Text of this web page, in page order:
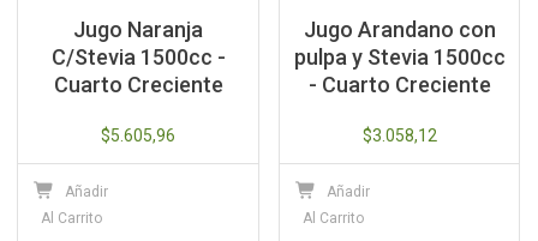
Jugo Naranja
C/Stevia 1500cc -
Cuarto Creciente
$5.605,96
Añadir
Al Carrito
Jugo Arandano con
pulpa y Stevia 1500cc
- Cuarto Creciente
$3.058,12
Añadir
Al Carrito